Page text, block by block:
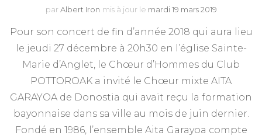
par Albert Iron mis à jour le mardi 19 mars 2019
Pour son concert de fin d’année 2018 qui aura lieu
le jeudi 27 décembre à 20h30 en l’église Sainte-
Marie d’Anglet, le Chœur d’Hommes du Club
POTTOROAK a invité le Chœur mixte AITA
GARAYOA de Donostia qui avait reçu la formation
bayonnaise dans sa ville au mois de juin dernier.
Fondé en 1986, l’ensemble Aita Garayoa compte